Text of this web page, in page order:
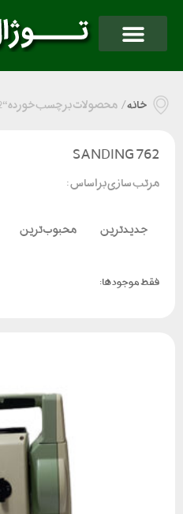
خانه/ محصولات برچسب خورده “SANDING 762”
SANDING 762
مرتب سازی بر اساس :
جدیدترین محبوب‌ترین
فقط موجود ها: